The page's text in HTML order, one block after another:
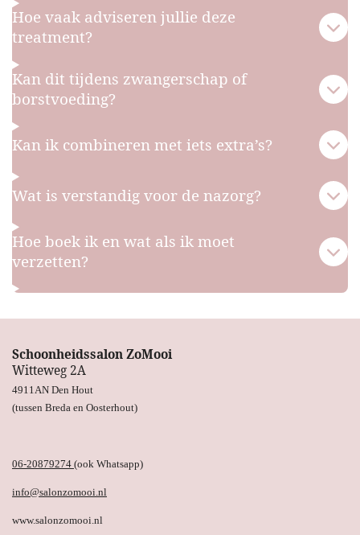
Hoe vaak adviseren jullie deze
treatment?
Kan dit tijdens zwangerschap of
borstvoeding?
Kan ik combineren met iets extra’s?
Wat is verstandig voor de nazorg?
Hoe boek ik en wat als ik moet
verzetten?
Schoonheidssalon ZoMooi
Witteweg 2A
4911AN Den Hout
(tussen Breda en Oosterhout)
06-20879274 (ook Whatsapp)
info@salonzomooi.nl
www.salonzomooi.nl